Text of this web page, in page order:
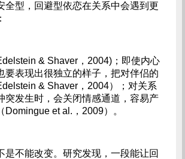
全型，回避型依恋在关系中会遇到更
& Shaver，2004)；即使内心
要表现出很独立的样子，把对伴侣的
& Shaver，2004）；对关系
突发生时，会关闭情感通道，容易产
Domingue et al.，2009）。
是不能改变。研究发现，一段能让回